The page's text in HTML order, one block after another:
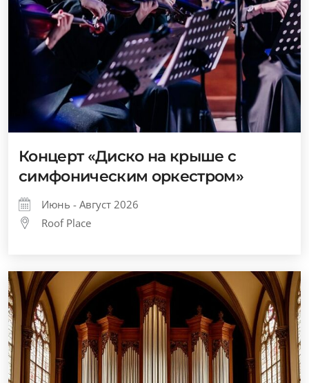
Концерт «Диско на крыше с
симфоническим оркестром»
Июнь - Август 2026
Roof Place